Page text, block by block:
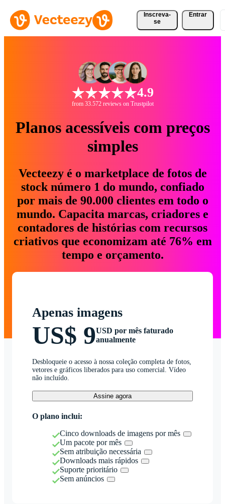
Inscreva-
se
Entrar
4.9
from 33.572 reviews on Trustpilot
Planos acessíveis com preços
simples
Vecteezy é o marketplace de fotos de
stock número 1 do mundo, confiado
por mais de 90.000 clientes em todo o
mundo. Capacita marcas, criadores e
contadores de histórias com recursos
criativos que economizam até 76% em
tempo e orçamento.
Apenas imagens
US$ 9USD por mês faturado
anualmente
Desbloqueie o acesso à nossa coleção completa de fotos,
vetores e gráficos liberados para uso comercial. Vídeo
não incluído.
Assine agora
O plano inclui:
Cinco downloads de imagens por mês
Um pacote por mês
Sem atribuição necessária
Downloads mais rápidos
Suporte prioritário
Sem anúncios